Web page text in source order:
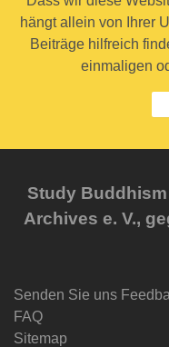
hängt allein von Ihrer
Beiträge hilfreich
einmaligen
Study
Archives e. V.,
Senden Sie uns
FAQ
Sitemap